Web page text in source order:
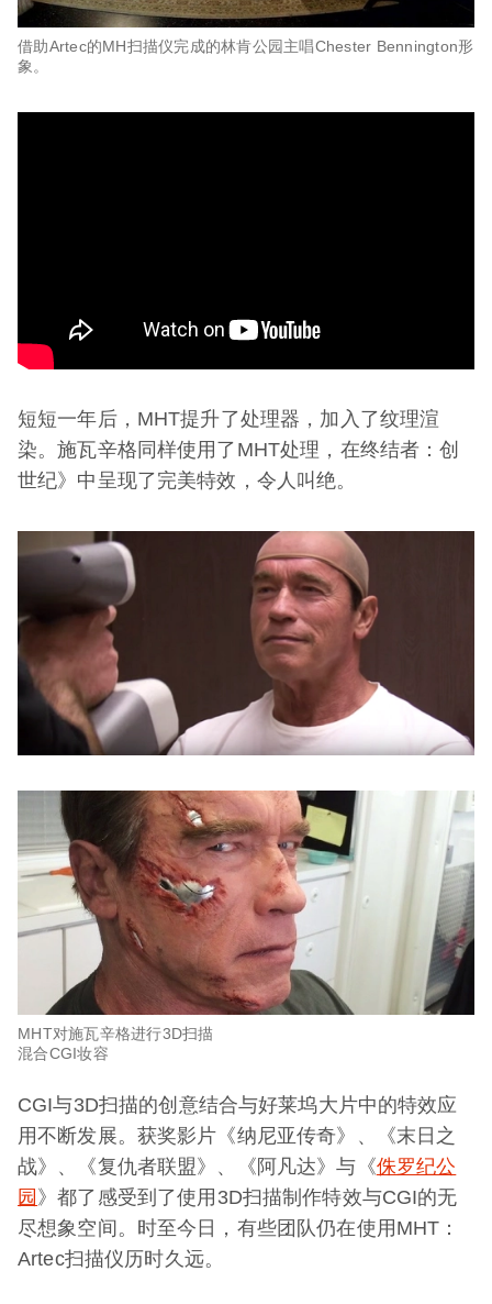
借助Artec的MH扫描仪完成的林肯公园主唱Chester Bennington形
象。
短短一年后，MHT提升了处理器，加入了纹理渲
染。施瓦辛格同样使用了MHT处理，在终结者：创
世纪》中呈现了完美特效，令人叫绝。
MHT对施瓦辛格进行3D扫描
混合CGI妆容
CGI与3D扫描的创意结合与好莱坞大片中的特效应
用不断发展。获奖影片《纳尼亚传奇》、《末日之
战》、《复仇者联盟》、《阿凡达》与《侏罗纪公
园 》都了感受到了使用3D扫描制作特效与CGI的无
尽想象空间。时至今日，有些团队仍在使用MHT：
Artec扫描仪历时久远。